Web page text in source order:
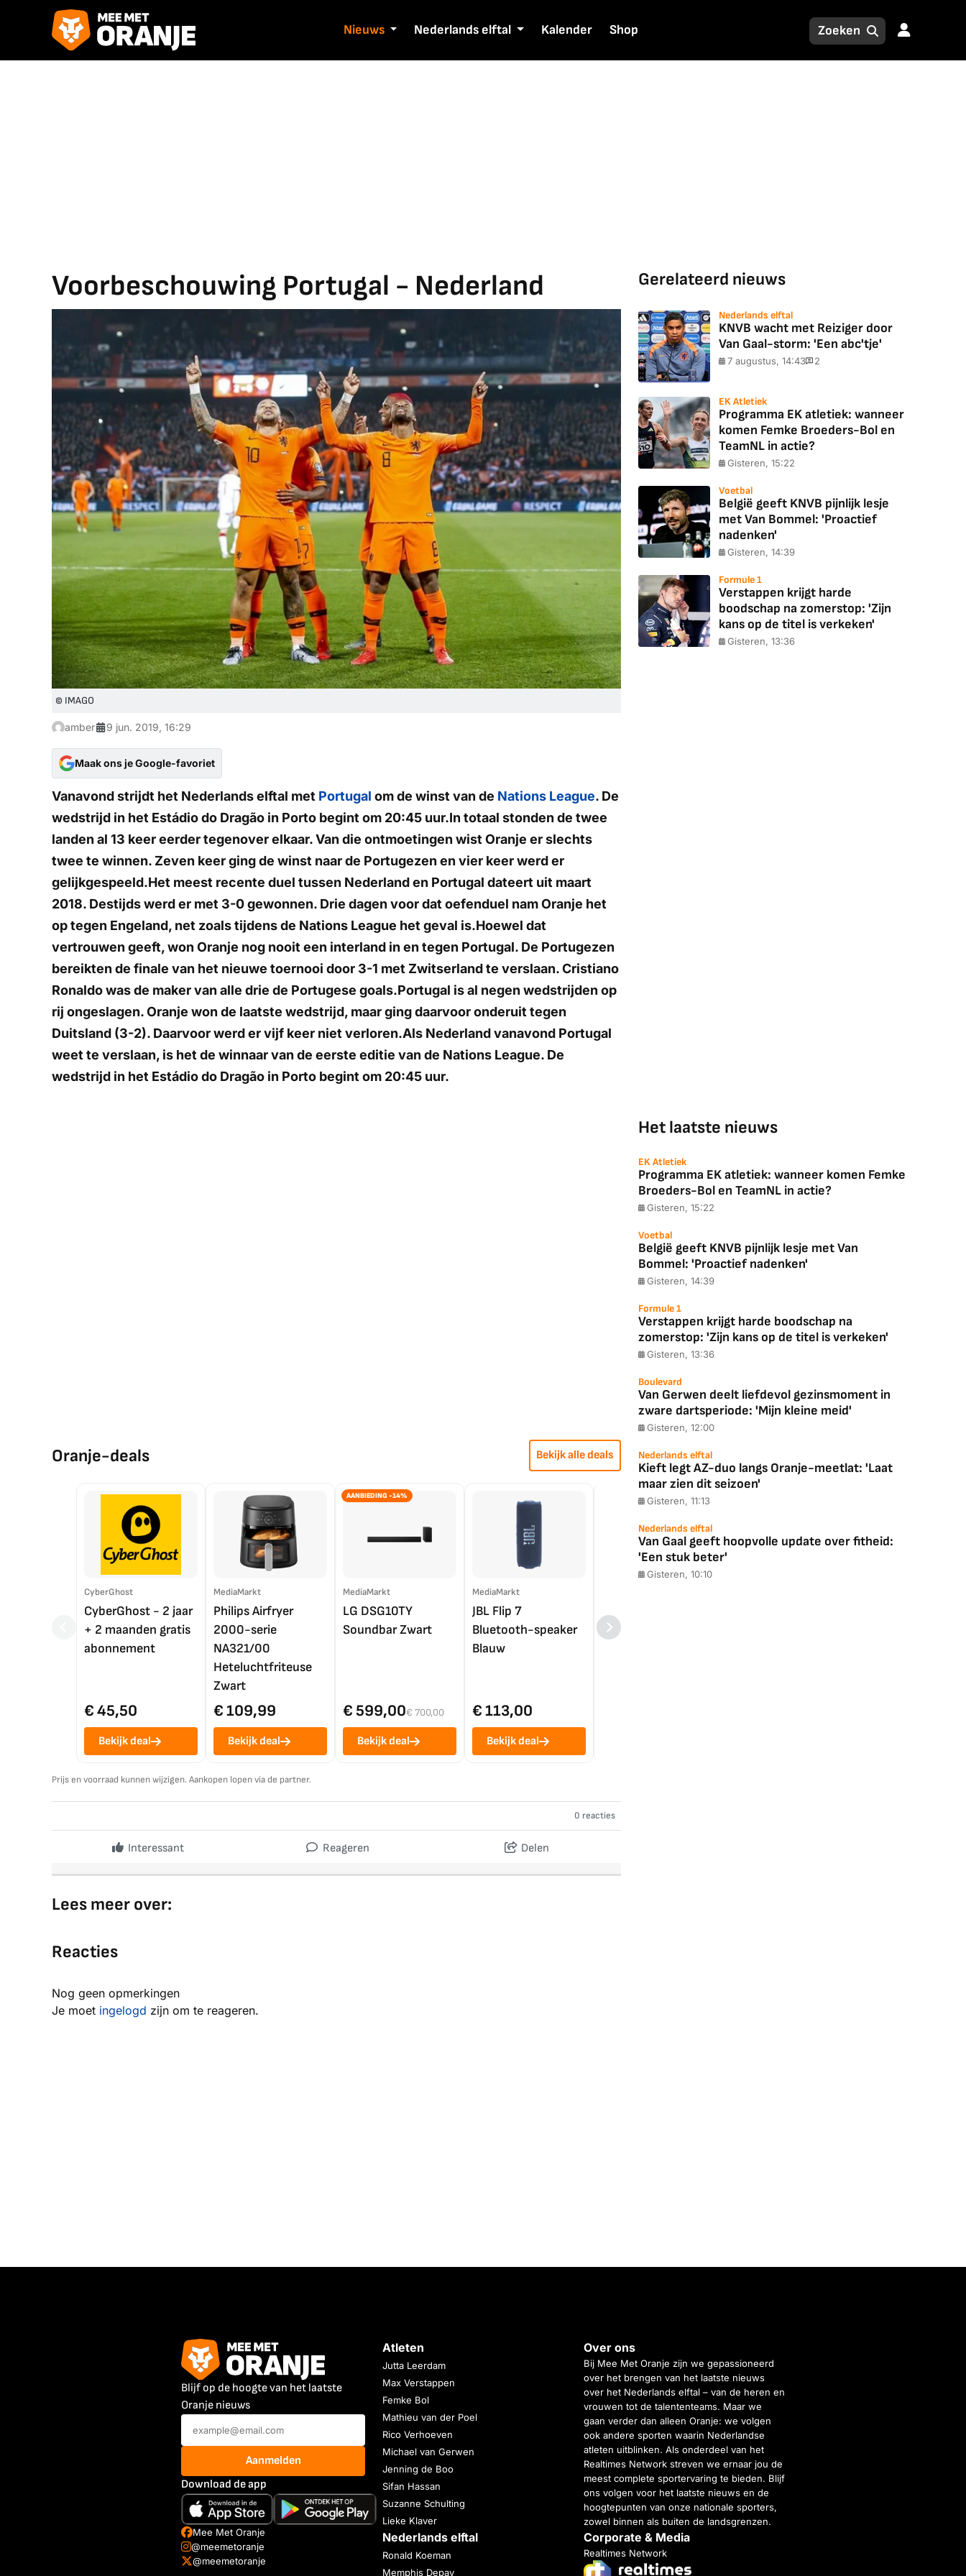
Nieuws Nederlands elftal Kalender Shop
Voorbeschouwing Portugal - Nederland
© IMAGO
amber 9 jun. 2019, 16:29
Maak ons je Google-favoriet
Vanavond strijdt het Nederlands elftal met Portugal om de winst van de Nations League. De
wedstrijd in het Estádio do Dragão in Porto begint om 20:45 uur.In totaal stonden de twee
landen al 13 keer eerder tegenover elkaar. Van die ontmoetingen wist Oranje er slechts
twee te winnen. Zeven keer ging de winst naar de Portugezen en vier keer werd er
gelijkgespeeld.Het meest recente duel tussen Nederland en Portugal dateert uit maart
2018. Destijds werd er met 3-0 gewonnen. Drie dagen voor dat oefenduel nam Oranje het
op tegen Engeland, net zoals tijdens de Nations League het geval is.Hoewel dat
vertrouwen geeft, won Oranje nog nooit een interland in en tegen Portugal. De Portugezen
bereikten de finale van het nieuwe toernooi door 3-1 met Zwitserland te verslaan. Cristiano
Ronaldo was de maker van alle drie de Portugese goals.Portugal is al negen wedstrijden op
rij ongeslagen. Oranje won de laatste wedstrijd, maar ging daarvoor onderuit tegen
Duitsland (3-2). Daarvoor werd er vijf keer niet verloren.Als Nederland vanavond Portugal
weet te verslaan, is het de winnaar van de eerste editie van de Nations League. De
wedstrijd in het Estádio do Dragão in Porto begint om 20:45 uur.
Oranje-deals Bekijk alle deals
CyberGhost
CyberGhost - 2 jaar
+ 2 maanden gratis
abonnement
€ 45,50
Bekijk deal
MediaMarkt
Philips Airfryer
2000-serie
NA321/00
Heteluchtfriteuse
Zwart
€ 109,99
Bekijk deal
AANBIEDING -14%
MediaMarkt
LG DSG10TY
Soundbar Zwart
€ 599,00€ 700,00
Bekijk deal
MediaMarkt
JBL Flip 7
Bluetooth-speaker
Blauw
€ 113,00
Bekijk deal
4K TV (2025)
Prijs en voorraad kunnen wijzigen. Aankopen lopen via de partner.
0 reacties
Interessant Reageren Delen
Lees meer over:
Reacties
Nog geen opmerkingen
Je moet ingelogd zijn om te reageren.
Gerelateerd nieuws
Nederlands elftal
KNVB wacht met Reiziger door
Van Gaal-storm: 'Een abc'tje'
7 augustus, 14:43 2
EK Atletiek
Programma EK atletiek: wanneer
komen Femke Broeders-Bol en
TeamNL in actie?
Gisteren, 15:22
Voetbal
België geeft KNVB pijnlijk lesje
met Van Bommel: 'Proactief
nadenken'
Gisteren, 14:39
Formule 1
Verstappen krijgt harde
boodschap na zomerstop: 'Zijn
kans op de titel is verkeken'
Gisteren, 13:36
Het laatste nieuws
EK Atletiek
Programma EK atletiek: wanneer komen Femke
Broeders-Bol en TeamNL in actie?
Gisteren, 15:22
Voetbal
België geeft KNVB pijnlijk lesje met Van
Bommel: 'Proactief nadenken'
Gisteren, 14:39
Formule 1
Verstappen krijgt harde boodschap na
zomerstop: 'Zijn kans op de titel is verkeken'
Gisteren, 13:36
Boulevard
Van Gerwen deelt liefdevol gezinsmoment in
zware dartsperiode: 'Mijn kleine meid'
Gisteren, 12:00
Nederlands elftal
Kieft legt AZ-duo langs Oranje-meetlat: 'Laat
maar zien dit seizoen'
Gisteren, 11:13
Nederlands elftal
Van Gaal geeft hoopvolle update over fitheid:
'Een stuk beter'
Gisteren, 10:10
Blijf op de hoogte van het laatste
Oranje nieuws
Aanmelden
Download de app
Mee Met Oranje
@meemetoranje
@meemetoranje
Atleten
Jutta Leerdam
Max Verstappen
Femke Bol
Mathieu van der Poel
Rico Verhoeven
Michael van Gerwen
Jenning de Boo
Sifan Hassan
Suzanne Schulting
Lieke Klaver
Nederlands elftal
Ronald Koeman
Memphis Depay
Over ons
Bij Mee Met Oranje zijn we gepassioneerd
over het brengen van het laatste nieuws
over het Nederlands elftal – van de heren en
vrouwen tot de talententeams. Maar we
gaan verder dan alleen Oranje: we volgen
ook andere sporten waarin Nederlandse
atleten uitblinken. Als onderdeel van het
Realtimes Network streven we ernaar jou de
meest complete sportervaring te bieden. Blijf
ons volgen voor het laatste nieuws en de
hoogtepunten van onze nationale sporters,
zowel binnen als buiten de landsgrenzen.
Corporate & Media
Realtimes Network